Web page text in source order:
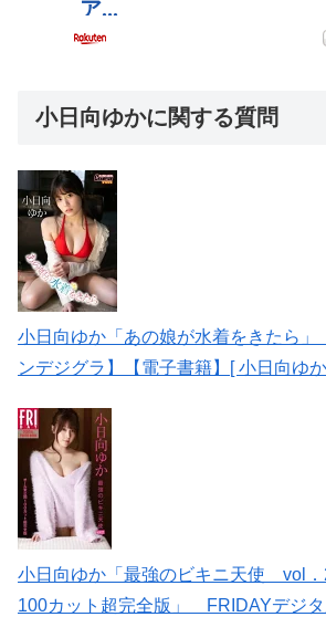
小日向ゆかに関する質問
小日向ゆか「あの娘が水着をきたら」
ンデジグラ】【電子書籍】[ 小日向ゆ
小日向ゆか「最強のビキニ天使 vol
100カット超完全版」 FRIDAYデジ